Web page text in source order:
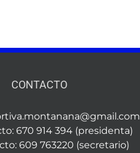
CONTACTO
670 914 394 (presidenta)
609 763220 (secretario)